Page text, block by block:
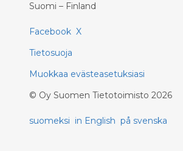
Suomi – Finland
Facebook X
Tietosuoja
Muokkaa evästeasetuksiasi
© Oy Suomen Tietotoimisto 2026
suomeksi in English på svenska